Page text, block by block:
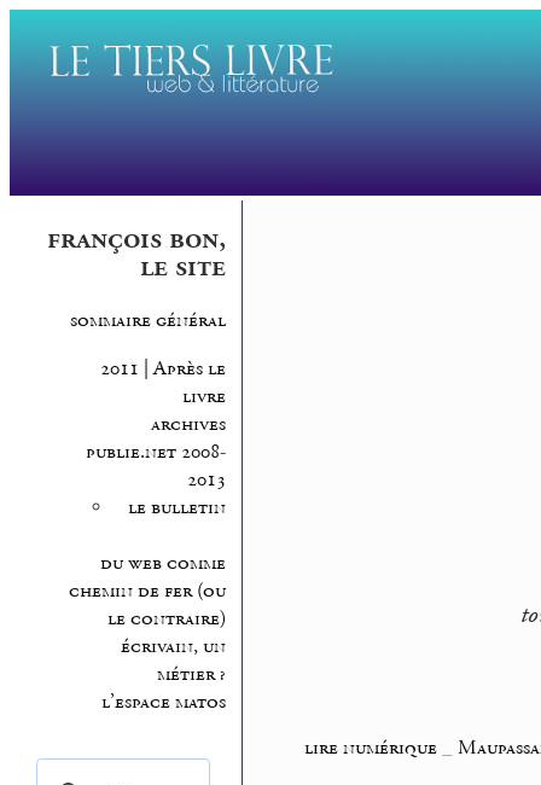
françois bon,
le site
sommaire général
2011 | Après le
livre
archives
publie.net 2008-
2013
le bulletin
du web comme
chemin de fer (ou
le contraire)
écrivain, un
métier ?
l’espace matos
lire numérique_